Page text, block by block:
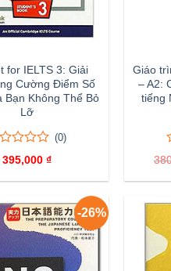
for IELTS 3: Giải
Cường Điểm Số
Bạn Không Thể Bỏ
Lỡ
(0)
395,000 ₫
Giáo
– A2:
tiếng
0
0
-26%